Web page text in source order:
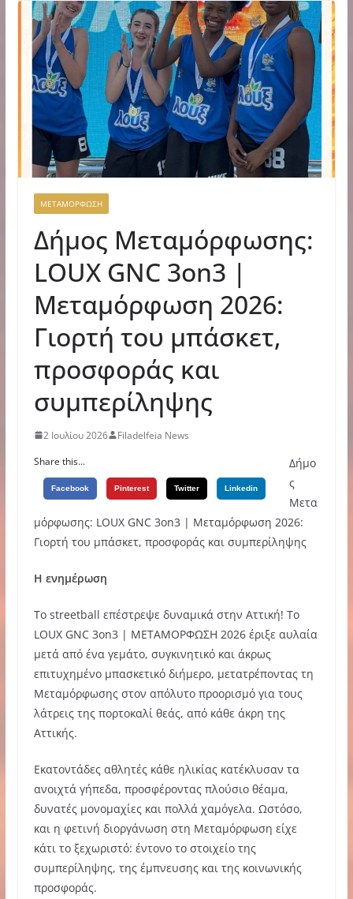
ΜΕΤΑΜΟΡΦΩΣΗ
Δήμος Μεταμόρφωσης:
LOUX GNC 3on3 |
Μεταμόρφωση 2026:
Γιορτή του μπάσκετ,
προσφοράς και
συμπερίληψης
2 Ιουλίου 2026
Filadelfeia News
Share this...
Facebook Pinterest Twitter Linkedin
Δήμο
ς
Μετα
μόρφωσης: LOUX GNC 3on3 | Μεταμόρφωση 2026:
Γιορτή του μπάσκετ, προσφοράς και συμπερίληψης
Η ενημέρωση
Το streetball επέστρεψε δυναμικά στην Αττική! Το
LOUX GNC 3on3 | ΜΕΤΑΜΟΡΦΩΣΗ 2026 έριξε αυλαία
μετά από ένα γεμάτο, συγκινητικό και άκρως
επιτυχημένο μπασκετικό διήμερο, μετατρέποντας τη
Μεταμόρφωσης στον απόλυτο προορισμό για τους
λάτρεις της πορτοκαλί θεάς, από κάθε άκρη της
Αττικής.
Εκατοντάδες αθλητές κάθε ηλικίας κατέκλυσαν τα
ανοιχτά γήπεδα, προσφέροντας πλούσιο θέαμα,
δυνατές μονομαχίες και πολλά χαμόγελα. Ωστόσο,
και η φετινή διοργάνωση στη Μεταμόρφωση είχε
κάτι το ξεχωριστό: έντονο το στοιχείο της
συμπερίληψης, της έμπνευσης και της κοινωνικής
προσφοράς.